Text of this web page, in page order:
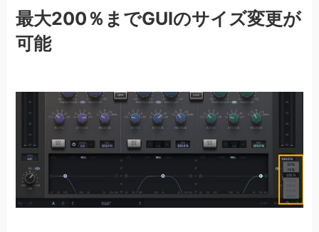
最大200％までGUIのサイズ変更が
可能